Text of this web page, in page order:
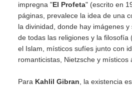
impregna "El Profeta" (escrito en
páginas, prevalece la idea de una
la divinidad, donde hay imágenes
de todas las religiones y la filosofía
el Islam, místicos sufíes junto con
romanticistas, Nietzsche y místicos
Para Kahlil Gibran , la existencia